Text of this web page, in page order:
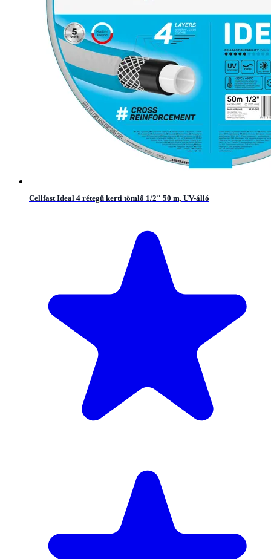
Cellfast Ideal 4 rétegű kerti tömlő 1/2″ 50 m, UV-álló